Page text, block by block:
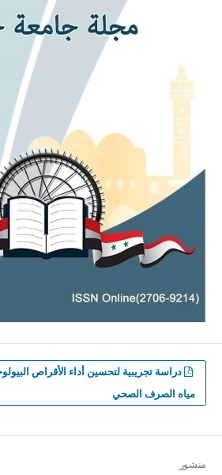
دراسة تجريبية لتحسين أداء الأقراص
مياه الصرف الصحي
منشور